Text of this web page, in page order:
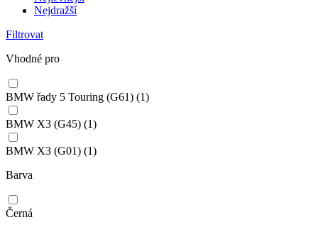
Nejdražší
Filtrovat
Vhodné pro
BMW řady 5 Touring (G61) (1)
BMW X3 (G45) (1)
BMW X3 (G01) (1)
Barva
Černá